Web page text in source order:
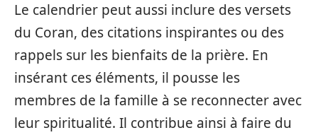
Le calendrier peut aussi inclure des versets
du Coran, des citations inspirantes ou des
rappels sur les bienfaits de la prière. En
insérant ces éléments, il pousse les
membres de la famille à se reconnecter avec
leur spiritualité. Il contribue ainsi à faire du